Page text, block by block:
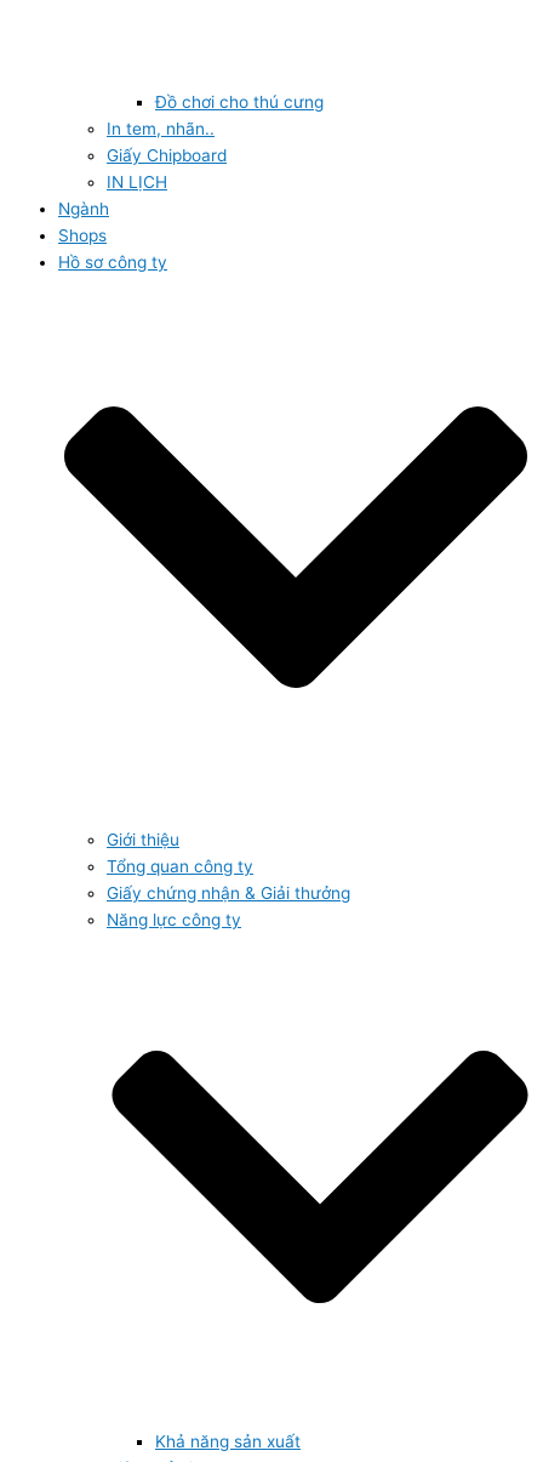
Đồ chơi cho thú cưng
In tem, nhãn..
Giấy Chipboard
IN LỊCH
Ngành
Shops
Hồ sơ công ty
Giới thiệu
Tổng quan công ty
Giấy chứng nhận & Giải thưởng
Năng lực công ty
Khả năng sản xuất